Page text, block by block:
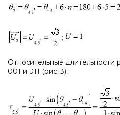
.
Относительные длительности
001 и 011 (рис. 3):